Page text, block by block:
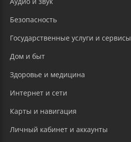
Безопасность
Государственные услуги и сервисы
Дом и быт
Здоровье и медицина
Интернет и сети
Карты и навигация
Личный кабинет и аккаунты